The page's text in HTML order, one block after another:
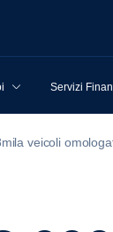
Servizi
veicoli